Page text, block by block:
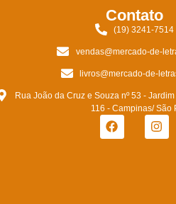
Contato
(19) 3241-7514
vendas@mercado-de-
livros@mercado-de-
Rua João da Cruz e Souza nº 53 -
116 - Campinas/ São